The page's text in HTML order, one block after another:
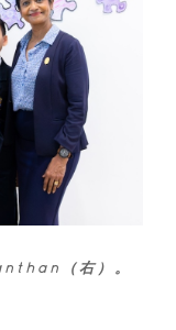
（右）。